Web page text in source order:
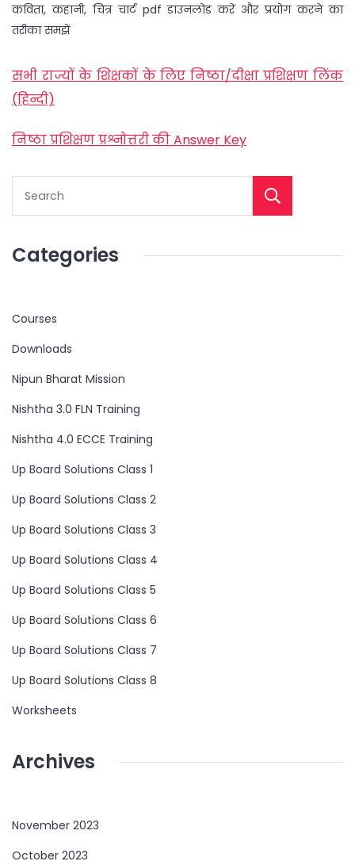
कविता, कहानी, चित्र चार्ट pdf डाउनलोड करें और प्रयोग करने का
तरीका समझें
सभी राज्यों के शिक्षकों के लिए निष्ठा/दीक्षा प्रशिक्षण लिंक
(हिन्दी)
निष्ठा प्रशिक्षण प्रश्नोत्तरी की Answer Key
Categories
Courses
Downloads
Nipun Bharat Mission
Nishtha 3.0 FLN Training
Nishtha 4.0 ECCE Training
Up Board Solutions Class 1
Up Board Solutions Class 2
Up Board Solutions Class 3
Up Board Solutions Class 4
Up Board Solutions Class 5
Up Board Solutions Class 6
Up Board Solutions Class 7
Up Board Solutions Class 8
Worksheets
Archives
November 2023
October 2023